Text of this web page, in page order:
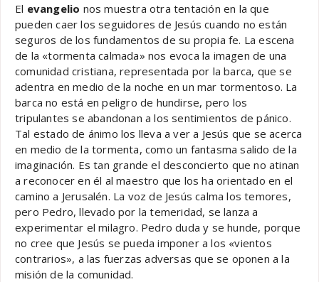
El evangelio nos muestra otra tentación en la que
pueden caer los seguidores de Jesús cuando no están
seguros de los fundamentos de su propia fe. La escena
de la «tormenta calmada» nos evoca la imagen de una
comunidad cristiana, representada por la barca, que se
adentra en medio de la noche en un mar tormentoso. La
barca no está en peligro de hundirse, pero los
tripulantes se abandonan a los sentimientos de pánico.
Tal estado de ánimo los lleva a ver a Jesús que se acerca
en medio de la tormenta, como un fantasma salido de la
imaginación. Es tan grande el desconcierto que no atinan
a reconocer en él al maestro que los ha orientado en el
camino a Jerusalén. La voz de Jesús calma los temores,
pero Pedro, llevado por la temeridad, se lanza a
experimentar el milagro. Pedro duda y se hunde, porque
no cree que Jesús se pueda imponer a los «vientos
contrarios», a las fuerzas adversas que se oponen a la
misión de la comunidad.